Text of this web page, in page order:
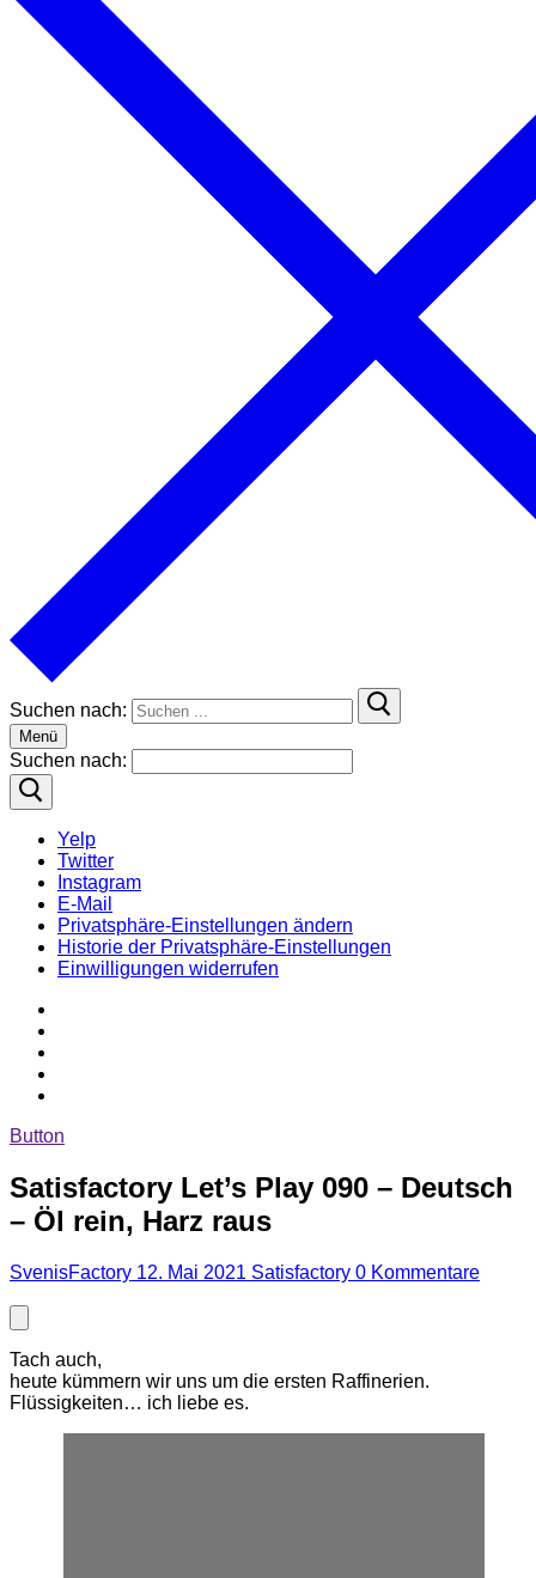
Suchen nach:
Menü
Suchen nach:
Yelp
Twitter
Instagram
E-Mail
Privatsphäre-Einstellungen ändern
Historie der Privatsphäre-Einstellungen
Einwilligungen widerrufen
Button
Satisfactory Let’s Play 090 – Deutsch
– Öl rein, Harz raus
SvenisFactory 12. Mai 2021 Satisfactory 0 Kommentare
Tach auch,
heute kümmern wir uns um die ersten Raffinerien.
Flüssigkeiten… ich liebe es.